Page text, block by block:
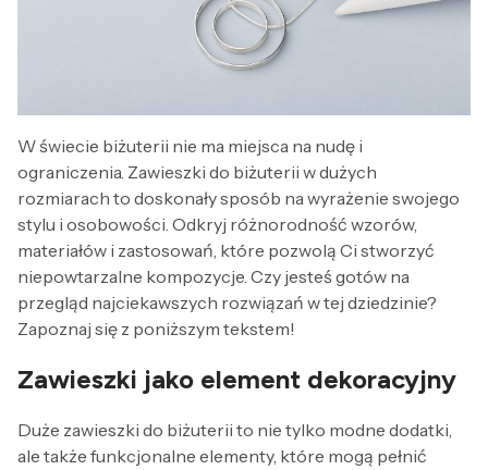
W świecie biżuterii nie ma miejsca na nudę i
ograniczenia. Zawieszki do biżuterii w dużych
rozmiarach to doskonały sposób na wyrażenie swojego
stylu i osobowości. Odkryj różnorodność wzorów,
materiałów i zastosowań, które pozwolą Ci stworzyć
niepowtarzalne kompozycje. Czy jesteś gotów na
przegląd najciekawszych rozwiązań w tej dziedzinie?
Zapoznaj się z poniższym tekstem!
Zawieszki jako element dekoracyjny
Duże zawieszki do biżuterii to nie tylko modne dodatki,
ale także funkcjonalne elementy, które mogą pełnić